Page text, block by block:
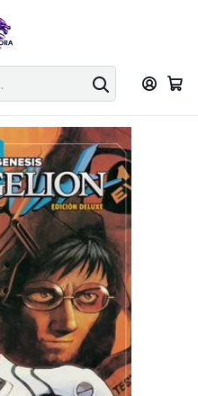
a 49.990 el envio es
EVANGELION ED. DELUXE 01